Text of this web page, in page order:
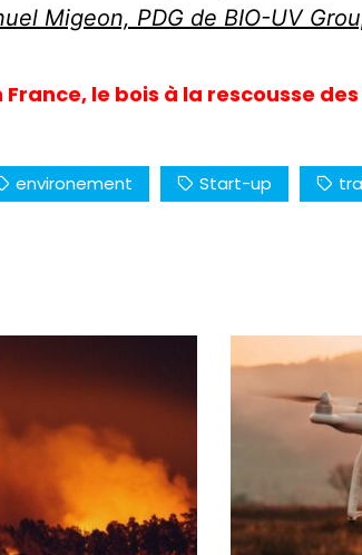
Migeon, PDG de BIO-UV
France, le bois à la rescousse
environement Start-up